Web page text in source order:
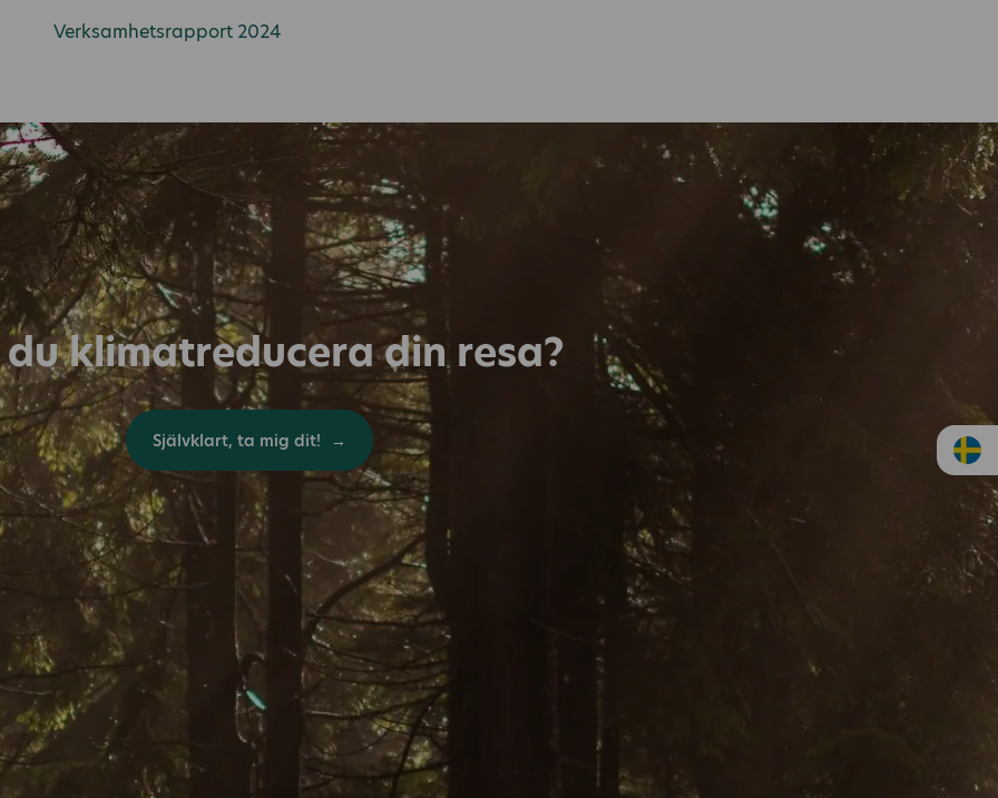
Verksamhetsrapport 2024
klimatreducera din resa?
Självklart, ta mig dit!